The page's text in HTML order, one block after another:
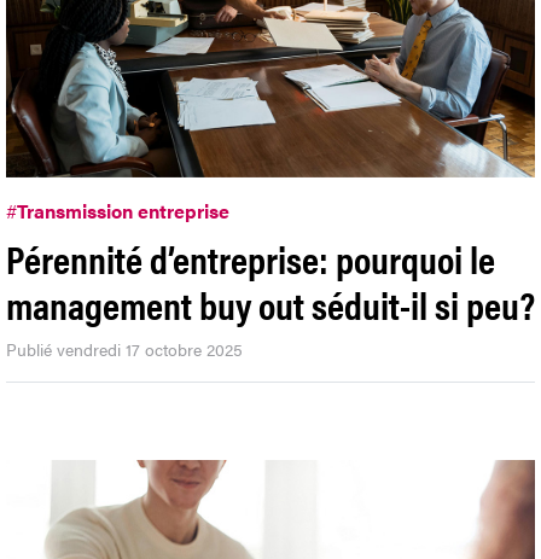
#Transmission entreprise
Pérennité d’entreprise: pourquoi le
management buy out séduit-il si peu?
Publié vendredi 17 octobre 2025